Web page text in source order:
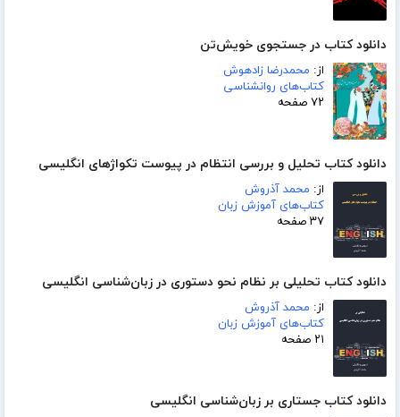
دانلود کتاب در جستجوی خویش‌تن
از: محمدرضا زادهوش
کتاب‌های روانشناسی
۷۲ صفحه
دانلود کتاب تحلیل و بررسی انتظام در پیوست تکواژهای انگلیسی
از: محمد آذروش
کتاب‌های آموزش زبان
۳۷ صفحه
دانلود کتاب تحلیلی بر نظام نحو دستوری در زبان‌شناسی انگلیسی
از: محمد آذروش
کتاب‌های آموزش زبان
۲۱ صفحه
دانلود کتاب جستاری بر زبان‌شناسی انگلیسی